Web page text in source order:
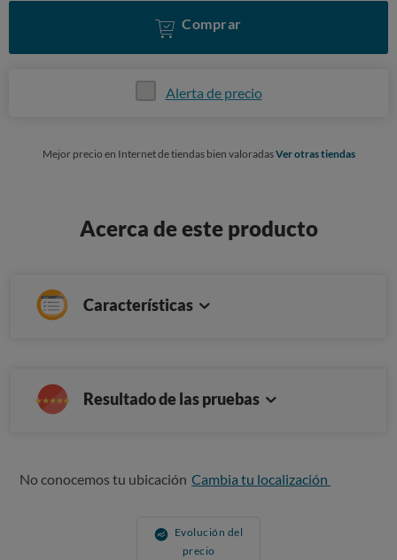
Comprar
Alerta de precio
Mejor precio en Internet de tiendas bien valoradasVer otras tiendas
Acerca de este producto
Características
Resultado de las pruebas
No conocemos tu ubicación Cambia tu localización
Evolución del
precio